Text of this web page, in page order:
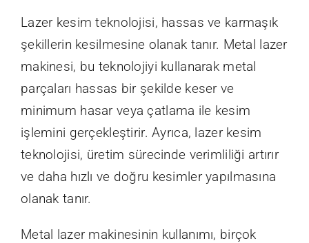
Lazer kesim teknolojisi, hassas ve karmaşık
şekillerin kesilmesine olanak tanır. Metal lazer
makinesi, bu teknolojiyi kullanarak metal
parçaları hassas bir şekilde keser ve
minimum hasar veya çatlama ile kesim
işlemini gerçekleştirir. Ayrıca, lazer kesim
teknolojisi, üretim sürecinde verimliliği artırır
ve daha hızlı ve doğru kesimler yapılmasına
olanak tanır.
Metal lazer makinesinin kullanımı, birçok